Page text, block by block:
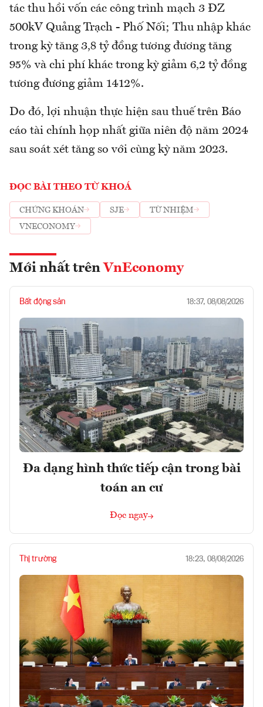
tác thu hồi vốn các công trình mạch 3 ĐZ
500kV Quảng Trạch - Phố Nối; Thu nhập khác
trong kỳ tăng 3,8 tỷ đồng tương đương tăng
95% và chi phí khác trong kỳ giảm 6,2 tỷ đồng
tương đương giảm 1412%.
Do đó, lợi nhuận thực hiện sau thuế trên Báo
cáo tài chính họp nhất giữa niên độ năm 2024
sau soát xét tăng so với cùng kỳ năm 2023.
ĐỌC BÀI THEO TỪ KHOÁ
CHỨNG KHOÁN SJE
TỪ NHIỆM
VNECONOMY
Mới nhất trên VnEconomy
Bất động sản 18:37, 08/08/2026
Đa dạng hình thức tiếp cận trong bài
toán an cư
Đọc ngay
Thị trường 18:23, 08/08/2026